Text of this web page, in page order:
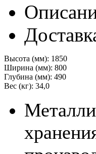
Высота (мм): 1850
Ширина (мм): 800
Глубина (мм): 490
Вес (кг): 34,0